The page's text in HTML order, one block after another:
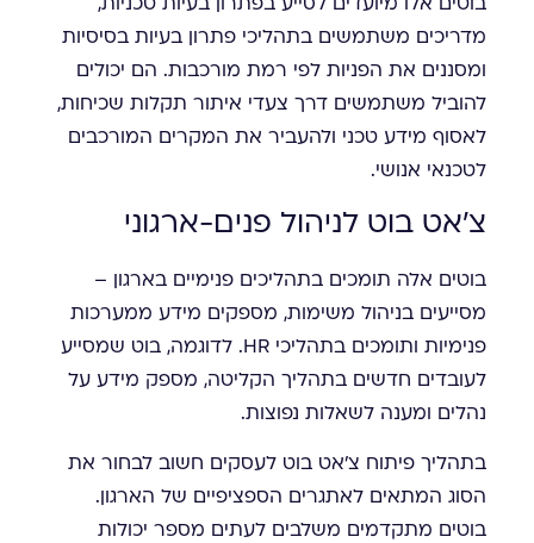
בוטים אלו מיועדים לסייע בפתרון בעיות טכניות,
מדריכים משתמשים בתהליכי פתרון בעיות בסיסיות
ומסננים את הפניות לפי רמת מורכבות. הם יכולים
להוביל משתמשים דרך צעדי איתור תקלות שכיחות,
לאסוף מידע טכני ולהעביר את המקרים המורכבים
לטכנאי אנושי.
צ'אט בוט לניהול פנים-ארגוני
בוטים אלה תומכים בתהליכים פנימיים בארגון –
מסייעים בניהול משימות, מספקים מידע ממערכות
פנימיות ותומכים בתהליכי HR. לדוגמה, בוט שמסייע
לעובדים חדשים בתהליך הקליטה, מספק מידע על
נהלים ומענה לשאלות נפוצות.
בתהליך פיתוח צ'אט בוט לעסקים חשוב לבחור את
הסוג המתאים לאתגרים הספציפיים של הארגון.
בוטים מתקדמים משלבים לעתים מספר יכולות